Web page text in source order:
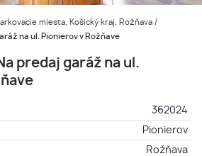
miesta, Košický kraj, Rožňava /
na ul. Pionierov v Rožňave
predaj garáž na ul.
362024
Pionierov
Rožňava